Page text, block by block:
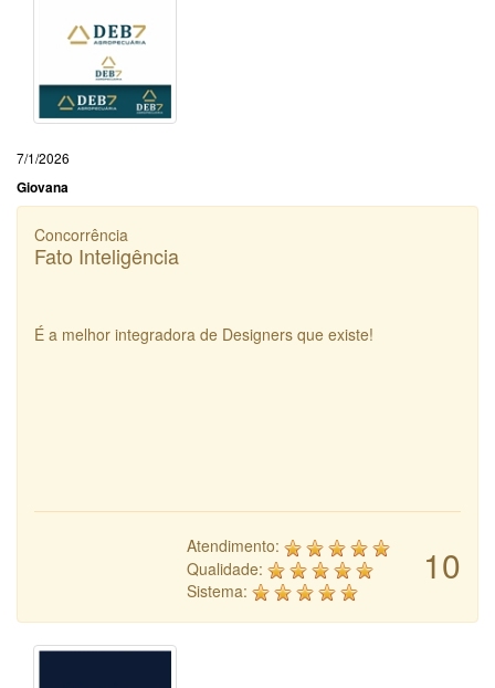
7/1/2026
Giovana
Concorrência
Fato Inteligência
É a melhor integradora de Designers que existe!
10
Atendimento:
Qualidade:
Sistema: